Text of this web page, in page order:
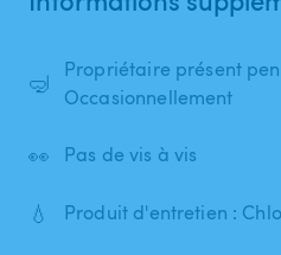
🤿
Propriétaire présent
Occasionnellement
👀 Pas de vis à vis
💧 Produit d'entretien :